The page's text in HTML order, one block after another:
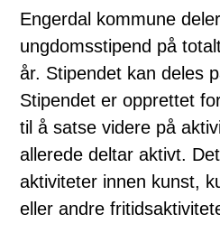
Engerdal kommune
ungdomsstipend på
år. Stipendet kan deles
Stipendet er opprettet
til å satse videre på
allerede deltar aktivt.
aktiviteter innen kunst,
eller andre